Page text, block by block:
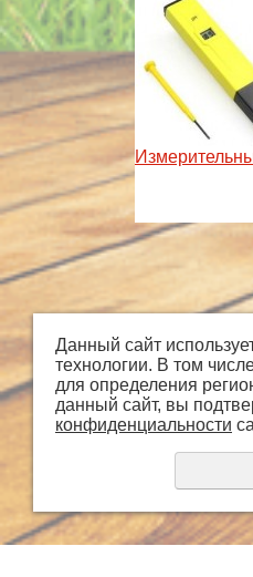
© 2018 -
Данный сайт
технологии. В том
для определения
данный сайт, вы
конфиденциальности